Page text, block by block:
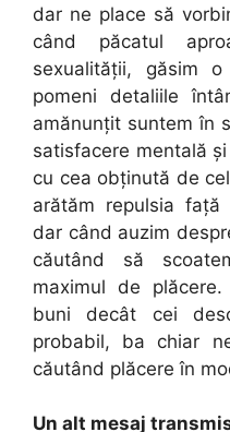
dar ne place să
când păcatul
sexualităţii, găsim
pomeni detaliile
amănunţit suntem în
satisfacere mentală
cu cea obţinută de
arătăm repulsia
dar când auzim
căutând să
maximul de
buni decât cei
probabil, ba chiar
căutând plăcere în
Un alt mesaj